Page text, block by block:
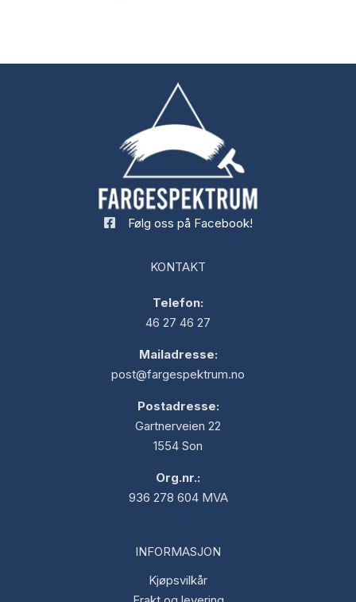
Følg oss på Facebook!
KONTAKT
Telefon:
46 27 46 27
Mailadresse:
post@fargespektrum.no
Postadresse:
Gartnerveien 22
1554 Son
Org.nr.:
936 278 604 MVA
INFORMASJON
Kjøpsvilkår